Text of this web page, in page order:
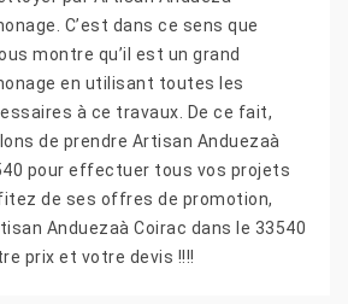
C’est dans ce sens que
montre qu’il est un grand
en utilisant toutes les
à ce travaux. De ce fait,
de prendre Artisan Anduezaà
pour effectuer tous vos projets
de ses offres de promotion,
Anduezaà Coirac dans le 33540
prix et votre devis !!!!